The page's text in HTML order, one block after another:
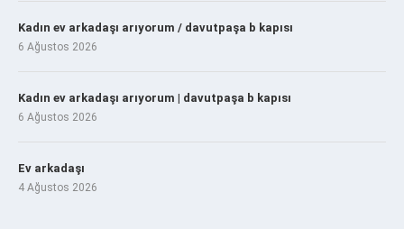
Kadın ev arkadaşı arıyorum / davutpaşa b kapısı
6 Ağustos 2026
Kadın ev arkadaşı arıyorum | davutpaşa b kapısı
6 Ağustos 2026
Ev arkadaşı
4 Ağustos 2026